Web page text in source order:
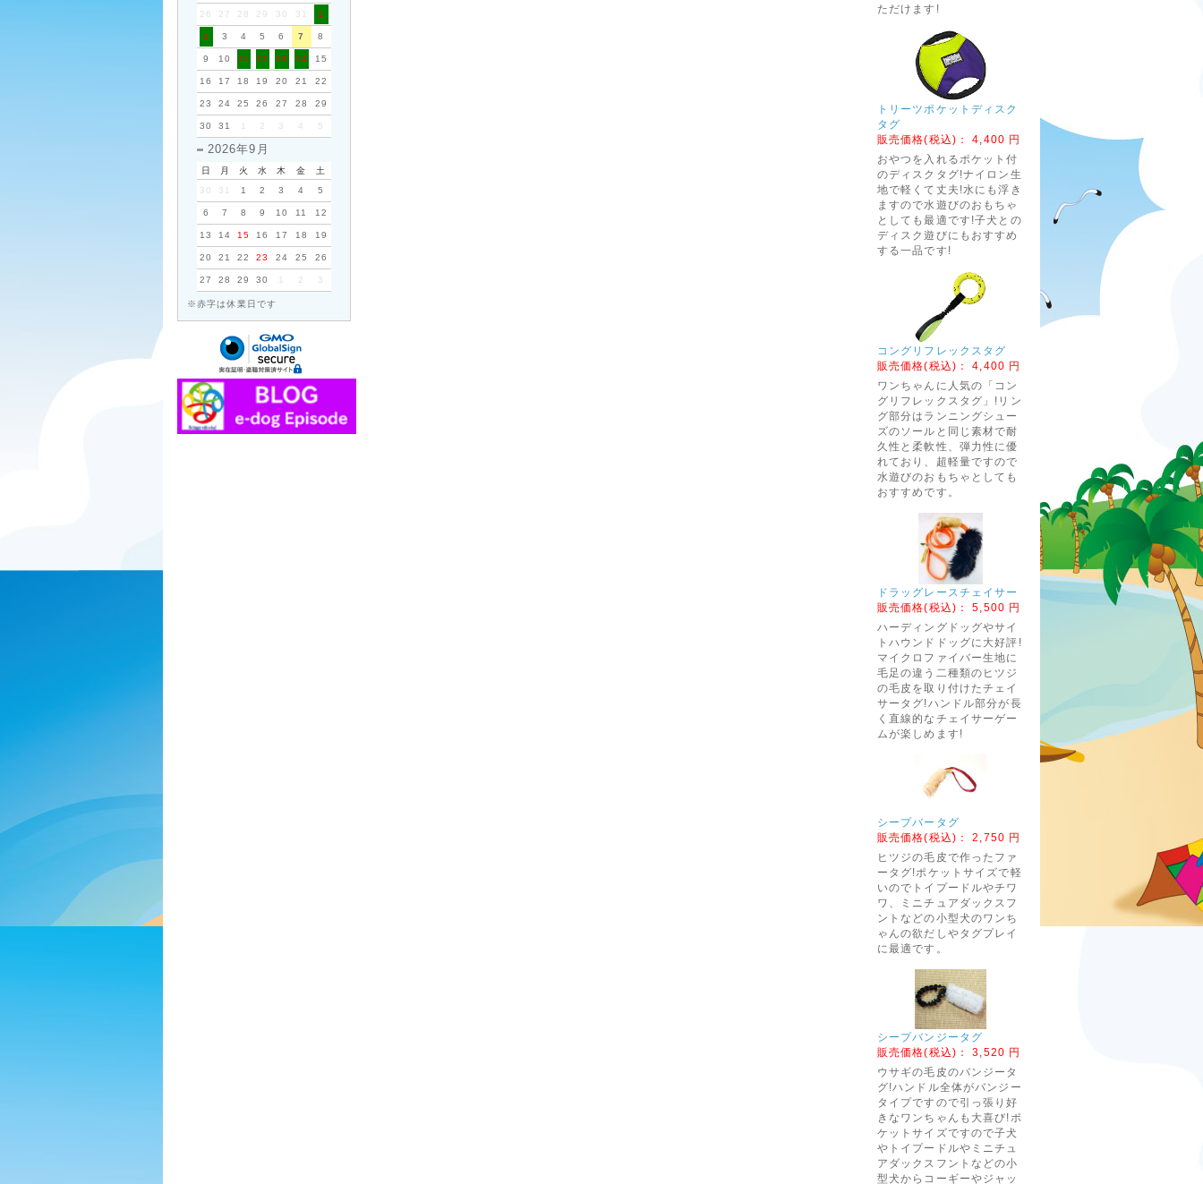
26
27 28 29 30 31 1
2 3 4 5 6 7 8
9 10 11 12 13 14 15
16 17 18 19 20 21 22
23 24 25 26 27 28 29
30 31 1 2 3 4 5
2026年9月
日 月 火 水 木 金
土
30
31 1 2 3 4 5
6 7 8 9 10 11 12
13 14 15 16 17 18 19
20 21 22 23 24 25 26
27 28 29 30 1 2 3
※赤字は休業日です
ただけます!
トリーツポケットディスク
タグ
販売価格(税込)：4,400 円
おやつを入れるポケット付
のディスクタグ!ナイロン生
地で軽くて丈夫!水にも浮き
ますので水遊びのおもちゃ
としても最適です!子犬との
ディスク遊びにもおすすめ
する一品です!
コングリフレックスタグ
販売価格(税込)：4,400 円
ワンちゃんに人気の「コン
グリフレックスタグ」!リン
グ部分はランニングシュー
ズのソールと同じ素材で耐
久性と柔軟性、弾力性に優
れており、超軽量ですので
水遊びのおもちゃとしても
おすすめです。
ドラッグレースチェイサー
販売価格(税込)：5,500 円
ハーディングドッグやサイ
トハウンドドッグに大好評!
マイクロファイバー生地に
毛足の違う二種類のヒツジ
の毛皮を取り付けたチェイ
サータグ!ハンドル部分が長
く直線的なチェイサーゲー
ムが楽しめます!
シープバータグ
販売価格(税込)：2,750 円
ヒツジの毛皮で作ったファ
ータグ!ポケットサイズで軽
いのでトイプードルやチワ
ワ、ミニチュアダックスフ
ントなどの小型犬のワンち
ゃんの欲だしやタグプレイ
に最適です。
シープバンジータグ
販売価格(税込)：3,520 円
ウサギの毛皮のバンジータ
グ!ハンドル全体がバンジー
タイプですので引っ張り好
きなワンちゃんも大喜び!ポ
ケットサイズですので子犬
やトイプードルやミニチュ
アダックスフントなどの小
型犬からコーギーやジャッ